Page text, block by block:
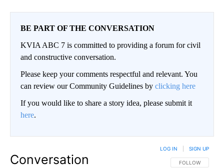
BE PART OF THE CONVERSATION
KVIA ABC 7 is committed to providing a forum for civil
and constructive conversation.
Please keep your comments respectful and relevant. You
can review our Community Guidelines by clicking here
If you would like to share a story idea, please submit it
here.
Conversation FOLLOW THIS
FOLLOW
LOG IN SIGN UP